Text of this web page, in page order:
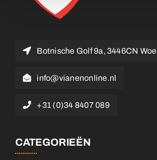
Botnische Golf 9a, 3446CN
info@vianenonline.nl
+31 (0)34 8407 089
CATEGORIEËN